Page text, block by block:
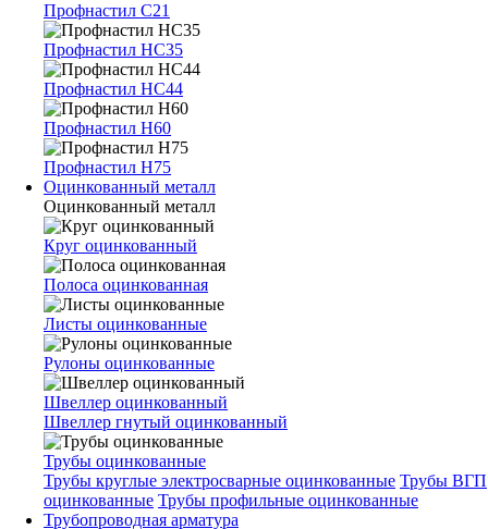
Профнастил С21
Профнастил НС35
Профнастил НС44
Профнастил Н60
Профнастил Н75
Оцинкованный металл
Оцинкованный металл
Круг оцинкованный
Полоса оцинкованная
Листы оцинкованные
Рулоны оцинкованные
Швеллер оцинкованный
Швеллер гнутый оцинкованный
Трубы оцинкованные
Трубы круглые электросварные оцинкованные Трубы ВГП
оцинкованные Трубы профильные оцинкованные
Трубопроводная арматура